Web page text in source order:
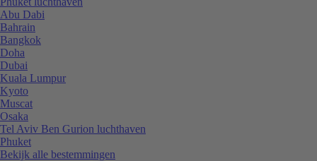
Abu Dabi
Bahrain
Bangkok
Doha
Dubai
Kuala Lumpur
Kyoto
Muscat
Osaka
Tel Aviv Ben Gurion luchthaven
Phuket
Bekijk alle bestemmingen